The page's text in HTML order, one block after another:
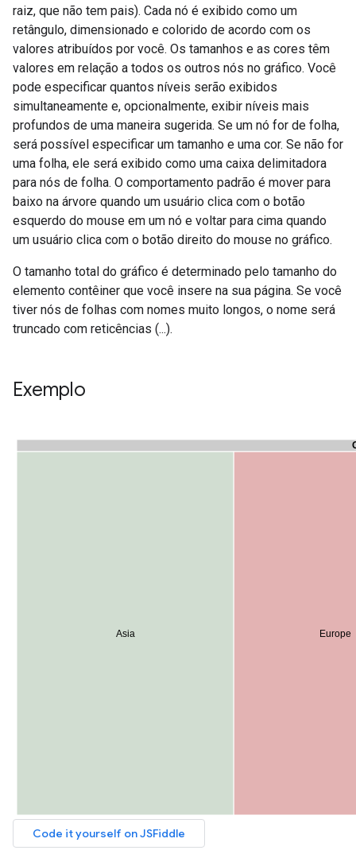
raiz, que não tem pais). Cada nó é exibido como um
retângulo, dimensionado e colorido de acordo com os
valores atribuídos por você. Os tamanhos e as cores têm
valores em relação a todos os outros nós no gráfico. Você
pode especificar quantos níveis serão exibidos
simultaneamente e, opcionalmente, exibir níveis mais
profundos de uma maneira sugerida. Se um nó for de folha,
será possível especificar um tamanho e uma cor. Se não for
uma folha, ele será exibido como uma caixa delimitadora
para nós de folha. O comportamento padrão é mover para
baixo na árvore quando um usuário clica com o botão
esquerdo do mouse em um nó e voltar para cima quando
um usuário clica com o botão direito do mouse no gráfico.
O tamanho total do gráfico é determinado pelo tamanho do
elemento contêiner que você insere na sua página. Se você
tiver nós de folhas com nomes muito longos, o nome será
truncado com reticências (...).
Exemplo